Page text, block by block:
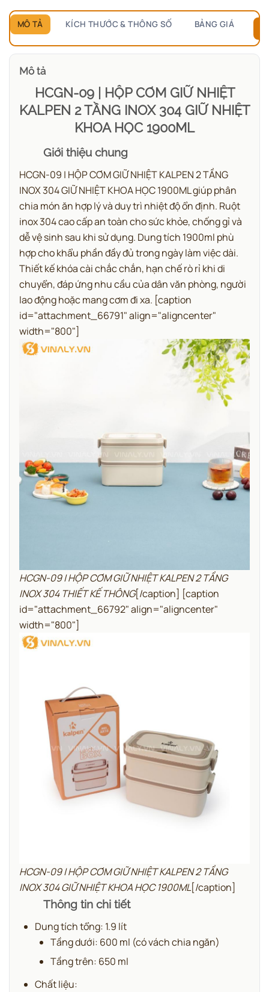
MÔ TẢ KÍCH THƯỚC & THÔNG SỐ BẢNG GIÁ
Mô tả
HCGN-09 | HỘP CƠM GIỮ NHIỆT
KALPEN 2 TẦNG INOX 304 GIỮ NHIỆT
KHOA HỌC 1900ML
Giới thiệu chung
HCGN-09 | HỘP CƠM GIỮ NHIỆT KALPEN 2 TẦNG
INOX 304 GIỮ NHIỆT KHOA HỌC 1900ML giúp phân
chia món ăn hợp lý và duy trì nhiệt độ ổn định. Ruột
inox 304 cao cấp an toàn cho sức khỏe, chống gỉ và
dễ vệ sinh sau khi sử dụng. Dung tích 1900ml phù
hợp cho khẩu phần đầy đủ trong ngày làm việc dài.
Thiết kế khóa cài chắc chắn, hạn chế rò rỉ khi di
chuyển, đáp ứng nhu cầu của dân văn phòng, người
lao động hoặc mang cơm đi xa. [caption
id="attachment_66791" align="aligncenter"
width="800"]
HCGN-09 | HỘP CƠM GIỮ NHIỆT KALPEN 2 TẦNG
INOX 304 THIẾT KẾ THÔNG[/caption] [caption
id="attachment_66792" align="aligncenter"
width="800"]
HCGN-09 | HỘP CƠM GIỮ NHIỆT KALPEN 2 TẦNG
INOX 304 GIỮ NHIỆT KHOA HỌC 1900ML[/caption]
Thông tin chi tiết
Dung tích tổng: 1.9 lít
Tầng dưới: 600 ml (có vách chia ngăn)
Tầng trên: 650 ml
Chất liệu: